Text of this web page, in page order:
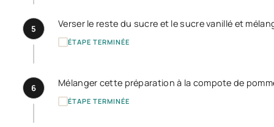
5 Verser le reste du sucre et le sucre vanillé et
ÉTAPE TERMINÉE
6 Mélanger cette préparation à la compote de
ÉTAPE TERMINÉE